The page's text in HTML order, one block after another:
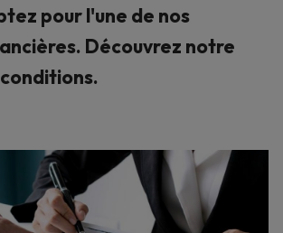
pour l'une de nos
Découvrez notre